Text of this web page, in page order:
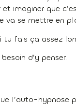
imaginer que
va se mettre en
tu fais ça assez
d’y penser.
l’auto-